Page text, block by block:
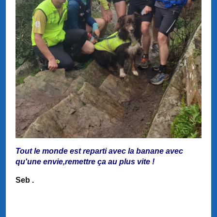
Tout le monde est reparti avec la banane avec
qu'une envie,remettre ça au plus vite !
Seb .